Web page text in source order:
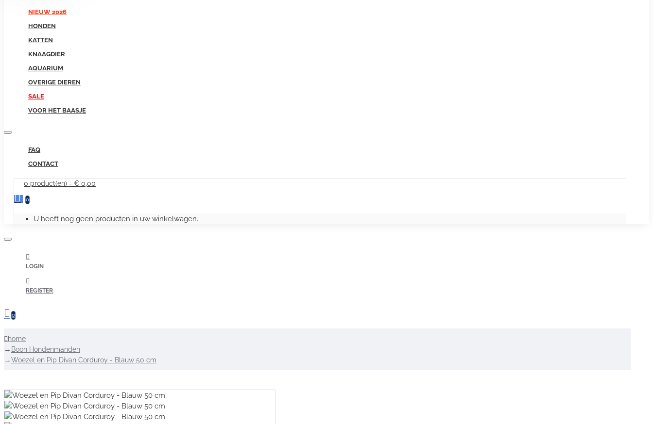
NIEUW 2026
HONDEN
KATTEN
KNAAGDIER
AQUARIUM
OVERIGE DIEREN
SALE
VOOR HET BAASJE
FAQ
CONTACT
0 product(en) - € 0,00
0
U heeft nog geen producten in uw winkelwagen.
LOGIN
REGISTER
0
home
Boon Hondenmanden
Woezel en Pip Divan Corduroy - Blauw 50 cm